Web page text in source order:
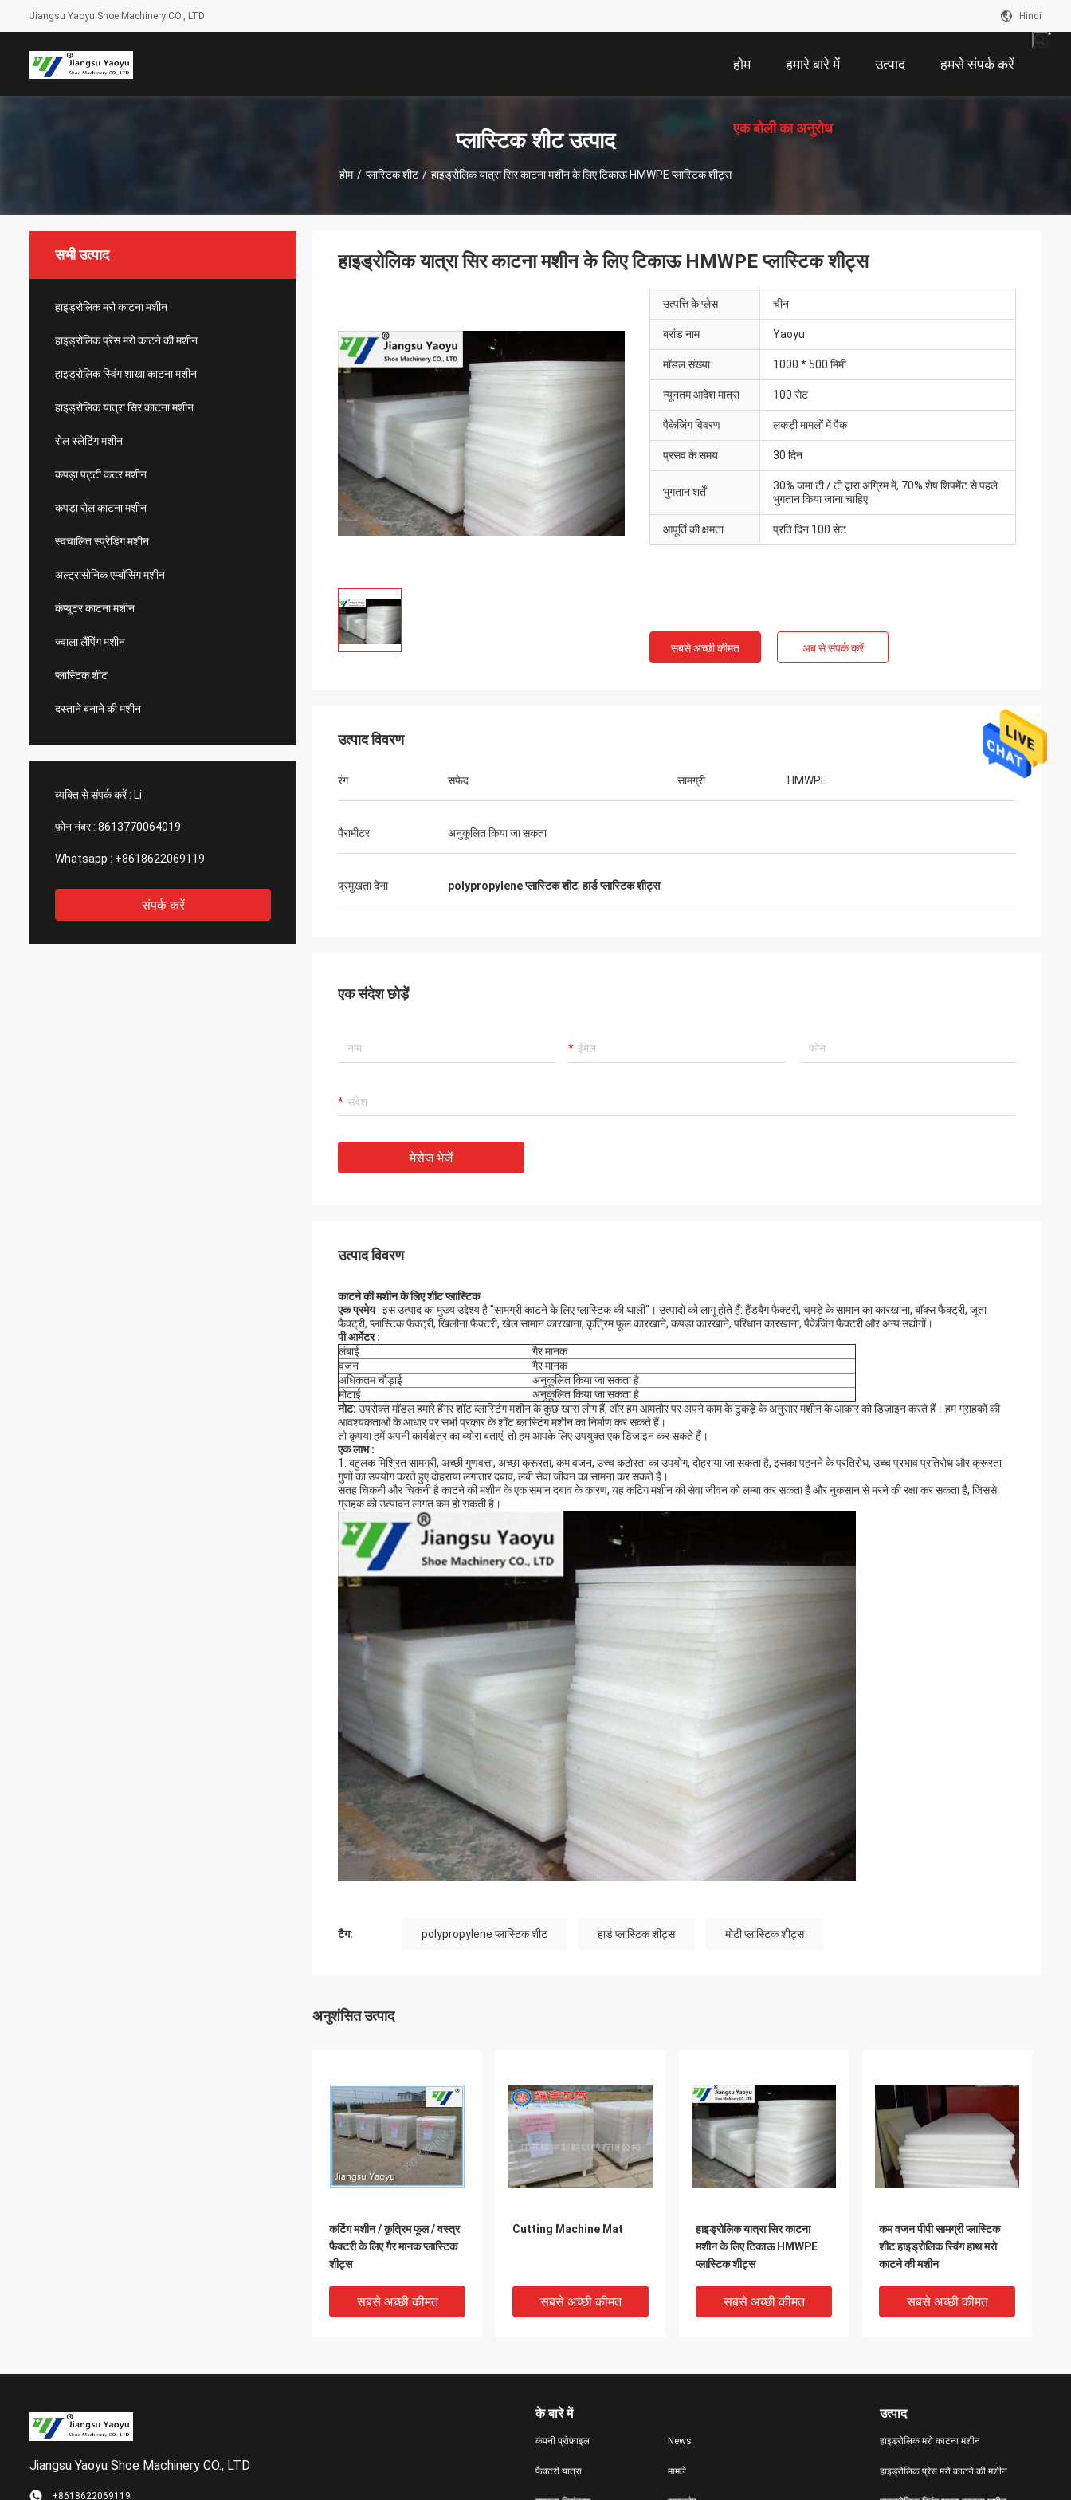
Jiangsu Yaoyu Shoe Machinery CO., LTD Hindi
होम हमारे बारे में उत्पाद हमसे संपर्क करें
एक बोली का अनुरोध
प्लास्टिक शीट उत्पाद
होम / प्लास्टिक शीट / हाइड्रोलिक यात्रा सिर काटना मशीन के लिए टिकाऊ HMWPE प्लास्टिक शीट्स
सभी उत्पाद
हाइड्रोलिक मरो काटना मशीन
हाइड्रोलिक प्रेस मरो काटने की मशीन
हाइड्रोलिक स्विंग शाखा काटना मशीन
हाइड्रोलिक यात्रा सिर काटना मशीन
रोल स्लेटिंग मशीन
कपड़ा पट्टी कटर मशीन
कपड़ा रोल काटना मशीन
स्वचालित स्प्रेडिंग मशीन
अल्ट्रासोनिक एम्बॉसिंग मशीन
कंप्यूटर काटना मशीन
ज्वाला लैंपिंग मशीन
प्लास्टिक शीट
दस्ताने बनाने की मशीन
व्यक्ति से संपर्क करें : Li
फ़ोन नंबर : 8613770064019
Whatsapp : +8618622069119
संपर्क करें
हाइड्रोलिक यात्रा सिर काटना मशीन के लिए टिकाऊ HMWPE प्लास्टिक शीट्स
उत्पत्ति के प्लेस चीन
ब्रांड नाम Yaoyu
मॉडल संख्या 1000 * 500 मिमी
न्यूनतम आदेश मात्रा 100 सेट
पैकेजिंग विवरण लकड़ी मामलों में पैक
प्रसव के समय 30 दिन
भुगतान शर्तें
30% जमा टी / टी द्वारा अग्रिम में, 70% शेष शिपमेंट से पहले
भुगतान किया जाना चाहिए
आपूर्ति की क्षमता प्रति दिन 100 सेट
सबसे अच्छी कीमत अब से संपर्क करें
उत्पाद विवरण
रंग सफेद सामग्री HMWPE
पैरामीटर अनुकूलित किया जा सकता
प्रमुखता देना polypropylene प्लास्टिक शीट,हार्ड प्लास्टिक शीट्स
एक संदेश छोड़ें
मेसेज भेजें
उत्पाद विवरण
काटने की मशीन के लिए शीट प्लास्टिक
एकप्रमेय: इस उत्पाद का मुख्य उद्देश्य है "सामग्री काटने के लिए प्लास्टिक की थाली"। उत्पादों को लागू होते हैं: हैंडबैग फैक्टरी, चमड़े के सामान का कारखाना, बॉक्स फैक्ट्री, जूता
फैक्ट्री, प्लास्टिक फैक्ट्री, खिलौना फैक्टरी, खेल सामान कारखाना, कृत्रिम फूल कारखाने, कपड़ा कारखाने, परिधान कारखाना, पैकेजिंग फैक्टरी और अन्य उद्योगों।
पीआर्मेटर :
लंबाई
गैर मानक
वजन
गैर मानक
अधिकतम चौड़ाई
अनुकूलित किया जा सकता है
मोटाई
अनुकूलित किया जा सकता है
नोट: उपरोक्त मॉडल हमारे हैंगर शॉट ब्लास्टिंग मशीन के कुछ खास लोग हैं, और हम आमतौर पर अपने काम के टुकड़े के अनुसार मशीन के आकार को डिज़ाइन करते हैं। हम ग्राहकों की
आवश्यकताओं के आधार पर सभी प्रकार के शॉट ब्लास्टिंग मशीन का निर्माण कर सकते हैं।
तो कृपया हमें अपनी कार्यक्षेत्र का ब्योरा बताएं, तो हम आपके लिए उपयुक्त एक डिजाइन कर सकते हैं।
एकलाभ :
1. बहुलक मिश्रित सामग्री, अच्छी गुणवत्ता, अच्छा क्रूरता, कम वजन, उच्च कठोरता का उपयोग, दोहराया जा सकता है, इसका पहनने के प्रतिरोध, उच्च प्रभाव प्रतिरोध और क्रूरता
गुणों का उपयोग करते हुए दोहराया लगातार दबाव, लंबी सेवा जीवन का सामना कर सकते हैं।
सतह चिकनी और चिकनी है काटने की मशीन के एक समान दबाव के कारण, यह कटिंग मशीन की सेवा जीवन को लम्बा कर सकता है और नुकसान से मरने की रक्षा कर सकता है, जिससे
ग्राहक को उत्पादन लागत कम हो सकती है।
टैग: polypropylene प्लास्टिक शीट हार्ड प्लास्टिक शीट्स मोटी प्लास्टिक शीट्स
अनुशंसित उत्पाद
कटिंग मशीन / कृत्रिम फूल / वस्त्र
फैक्टरी के लिए गैर मानक प्लास्टिक
शीट्स
सबसे अच्छी कीमत
Cutting Machine Mat
सबसे अच्छी कीमत
हाइड्रोलिक यात्रा सिर काटना
मशीन के लिए टिकाऊ HMWPE
प्लास्टिक शीट्स
सबसे अच्छी कीमत
कम वजन पीपी सामग्री प्लास्टिक
शीट हाइड्रोलिक स्विंग हाथ मरो
काटने की मशीन
सबसे अच्छी कीमत
Jiangsu Yaoyu Shoe Machinery CO., LTD
+8618622069119
के बारे में
कंपनी प्रोफ़ाइल
फैक्टरी यात्रा
News
मामले
उत्पाद
हाइड्रोलिक मरो काटना मशीन
हाइड्रोलिक प्रेस मरो काटने की मशीन